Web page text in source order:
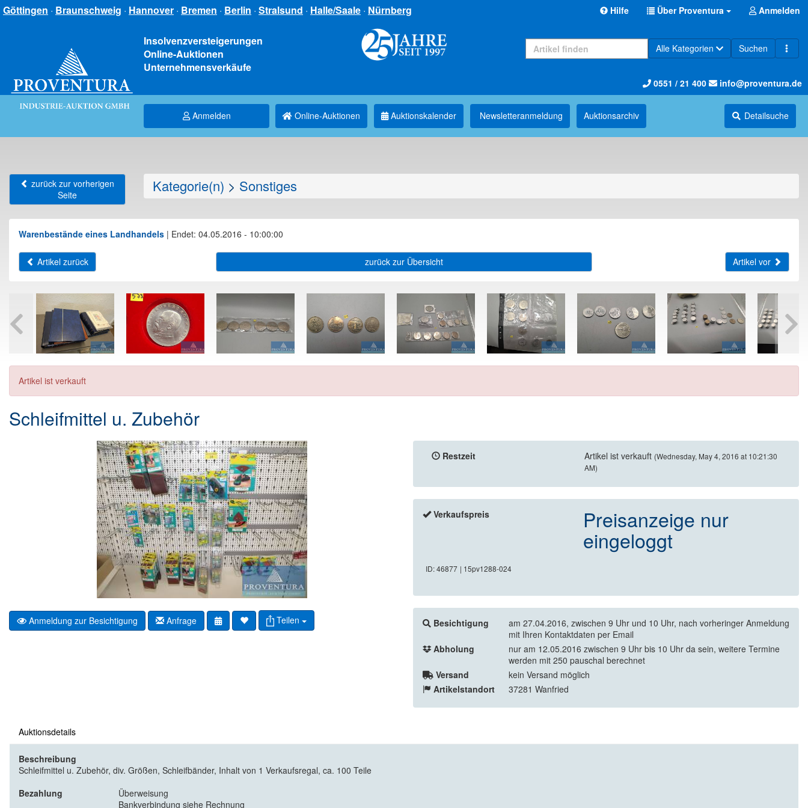
Göttingen · Braunschweig · Hannover · Bremen · Berlin · Stralsund · Halle/Saale · Nürnberg Hilfe Über Proventura Anmelden
Insolvenzversteigerungen
Online-Auktionen
Unternehmensverkäufe
Alle Kategorien Suchen
0551 / 21 400 info@proventura.de
Anmelden Online-Auktionen Auktionskalender Newsletter­anmeldung Auktions­archiv Detailsuche
zurück zur vorherigen
Seite
Kategorie(n) > Sonstiges
Warenbestände eines Landhandels | Endet: 04.05.2016 - 10:00:00
Artikel zurück zurück zur Übersicht Artikel vor
Artikel ist verkauft
Schleifmittel u. Zubehör
Anmeldung zur Besichtigung Anfrage Teilen
Restzeit Artikel ist verkauft (Wednesday, May 4, 2016 at 10:21:30
AM)
Verkaufspreis Preisanzeige nur
eingeloggt
ID: 46877 | 15pv1288-024
Besichtigung
am 27.04.2016, zwischen 9 Uhr und 10 Uhr, nach vorheringer Anmeldung
mit Ihren Kontaktdaten per Email
Abholung
nur am 12.05.2016 zwischen 9 Uhr bis 10 Uhr da sein, weitere Termine
werden mit 250 pauschal berechnet
Versand
kein Versand möglich
Artikelstandort
37281 Wanfried
Auktionsdetails
Beschreibung
Schleifmittel u. Zubehör, div. Größen, Schleifbänder, Inhalt von 1 Verkaufsregal, ca. 100 Teile
Bezahlung
Überweisung
Bankverbindung siehe Rechnung